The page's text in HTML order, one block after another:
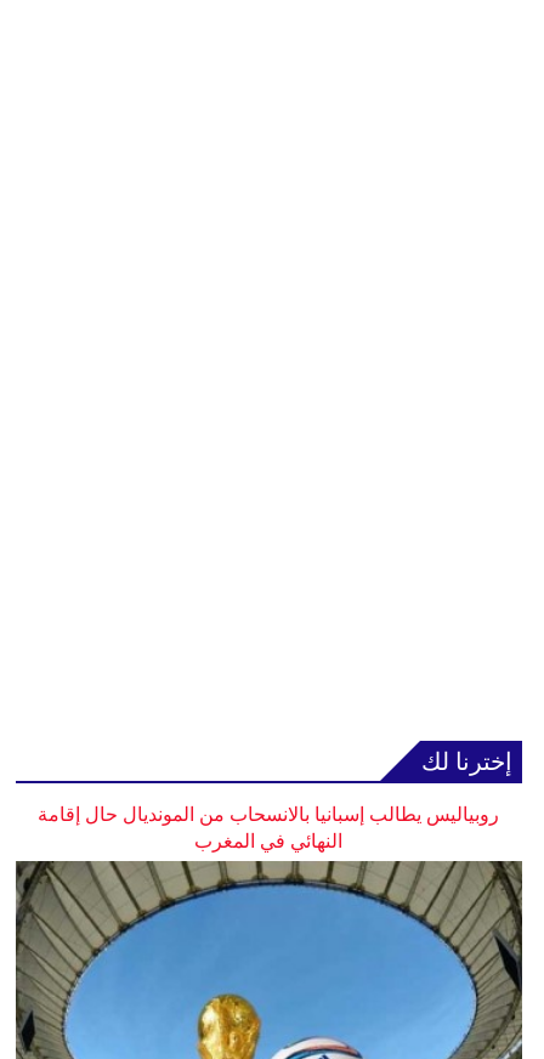
إخترنا لك
روبياليس يطالب إسبانيا بالانسحاب من المونديال حال إقامة
النهائي في المغرب